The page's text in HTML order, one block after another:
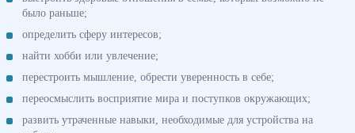
было раньше;
определить сферу интересов;
найти хобби или увлечение;
перестроить мышление, обрести уверенность в себе;
переосмыслить восприятие мира и поступков окружающих;
развить утраченные навыки, необходимые для устройства на